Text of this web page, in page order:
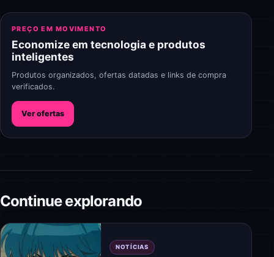
PREÇO EM MOVIMENTO
Economize em tecnologia e produtos
inteligentes
Produtos organizados, ofertas datadas e links de compra
verificados.
Ver ofertas
Continue explorando
NOTÍCIAS